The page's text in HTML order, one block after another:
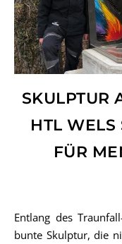
SKULPTUR
HTL WELS
FÜR
Entlang des Traunfall-Wegs findet man seit Kurzem eine
bunte Skulptur, die